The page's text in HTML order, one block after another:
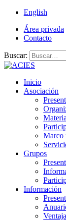
English
Área privada
Contacto
Buscar:
Inicio
Asociación
Marco
Grupos
Información